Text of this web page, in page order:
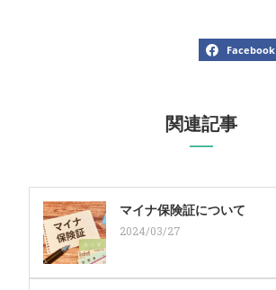
Facebook
関連記事
マイナ保険証について
2024/03/27